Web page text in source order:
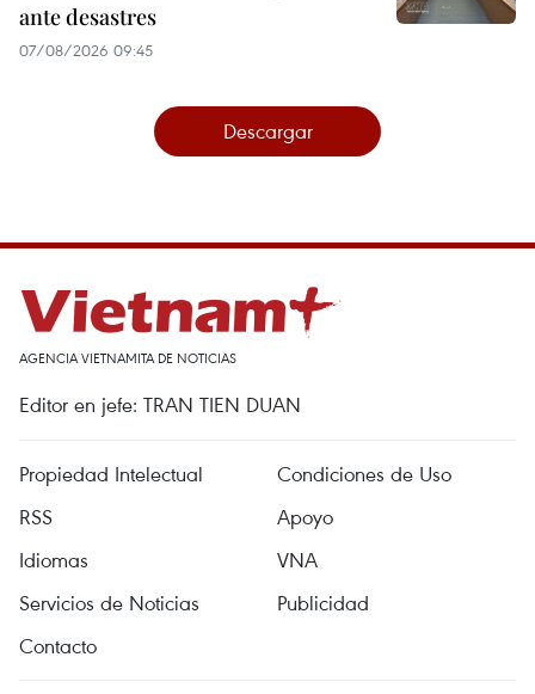
ante desastres
07/08/2026 09:45
Descargar
AGENCIA VIETNAMITA DE NOTICIAS
Editor en jefe: TRAN TIEN DUAN
Propiedad Intelectual
Condiciones de Uso
RSS
Apoyo
Idiomas
VNA
Servicios de Noticias
Publicidad
Contacto